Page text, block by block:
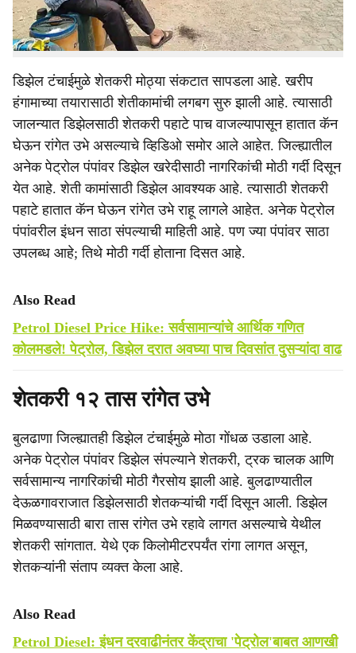
लागत लागल्याचे चित्र दिसून आले आहे. यामुळे शेतकऱ्यांनी संताप
व्���क्त केला आहे.
डिझेल टंचाईमुळे शेतकरी मोठ्या संकटात सापडला आहे. खरीप
हंगामाच्या तयारासाठी शेतीकामांची लगबग सुरु झाली आहे. त्यासाठी
जालन्यात डिझेलसाठी शेतकरी पहाटे पाच वाजल्यापासून हातात कॅन
घेऊन रांगेत उभे असल्याचे व्हिडिओ समोर आले आहेत. जिल्ह्यातील
अनेक पेट्रोल पंपांवर डिझेल खरेदीसाठी नागरिकांची मोठी गर्दी दिसून
येत आहे. शेती कामांसाठी डिझेल आवश्यक आहे. त्यासाठी शेतकरी
पहाटे हातात कॅन घेऊन रांगेत उभे राहू लागले आहेत. अनेक पेट्रोल
पंपांवरील इंधन साठा संपल्याची माहिती आहे. पण ज्या पंपांवर साठा
उपलब्ध आहे; तिथे मोठी गर्दी होताना दिसत आहे.
Also Read
Petrol Diesel Price Hike: सर्वसामान्यांचे आर्थिक गणित
कोलमडले! पेट्रोल, डिझेल दरात अवघ्या पाच दिवसांत दुसऱ्यांदा वाढ
शेतकरी १२ तास रांगेत उभे
बुलढाणा जिल्ह्यातही डिझेल टंचाईमुळे मोठा गोंधळ उडाला आहे.
अनेक पेट्रोल पंपांवर डिझेल संपल्याने शेतकरी, ट्रक चालक आणि
सर्वसामान्य नागरिकांची मोठी गैरसोय झाली आहे. बुलढाण्यातील
देऊळगावराजात डिझेलसाठी शेतकऱ्यांची गर्दी दिसून आली. डिझेल
मिळवण्यासाठी बारा तास रांगेत उभे रहावे लागत असल्याचे येथील
शेतकरी सांगतात. येथे एक किलोमीटरपर्यंत रांगा लागत असून,
शेतकऱ्यांनी संताप व्यक्त केला आहे.
Also Read
Petrol Diesel: इंधन दरवाढीनंतर केंद्राचा 'पेट्रोल'बाबत आणखी